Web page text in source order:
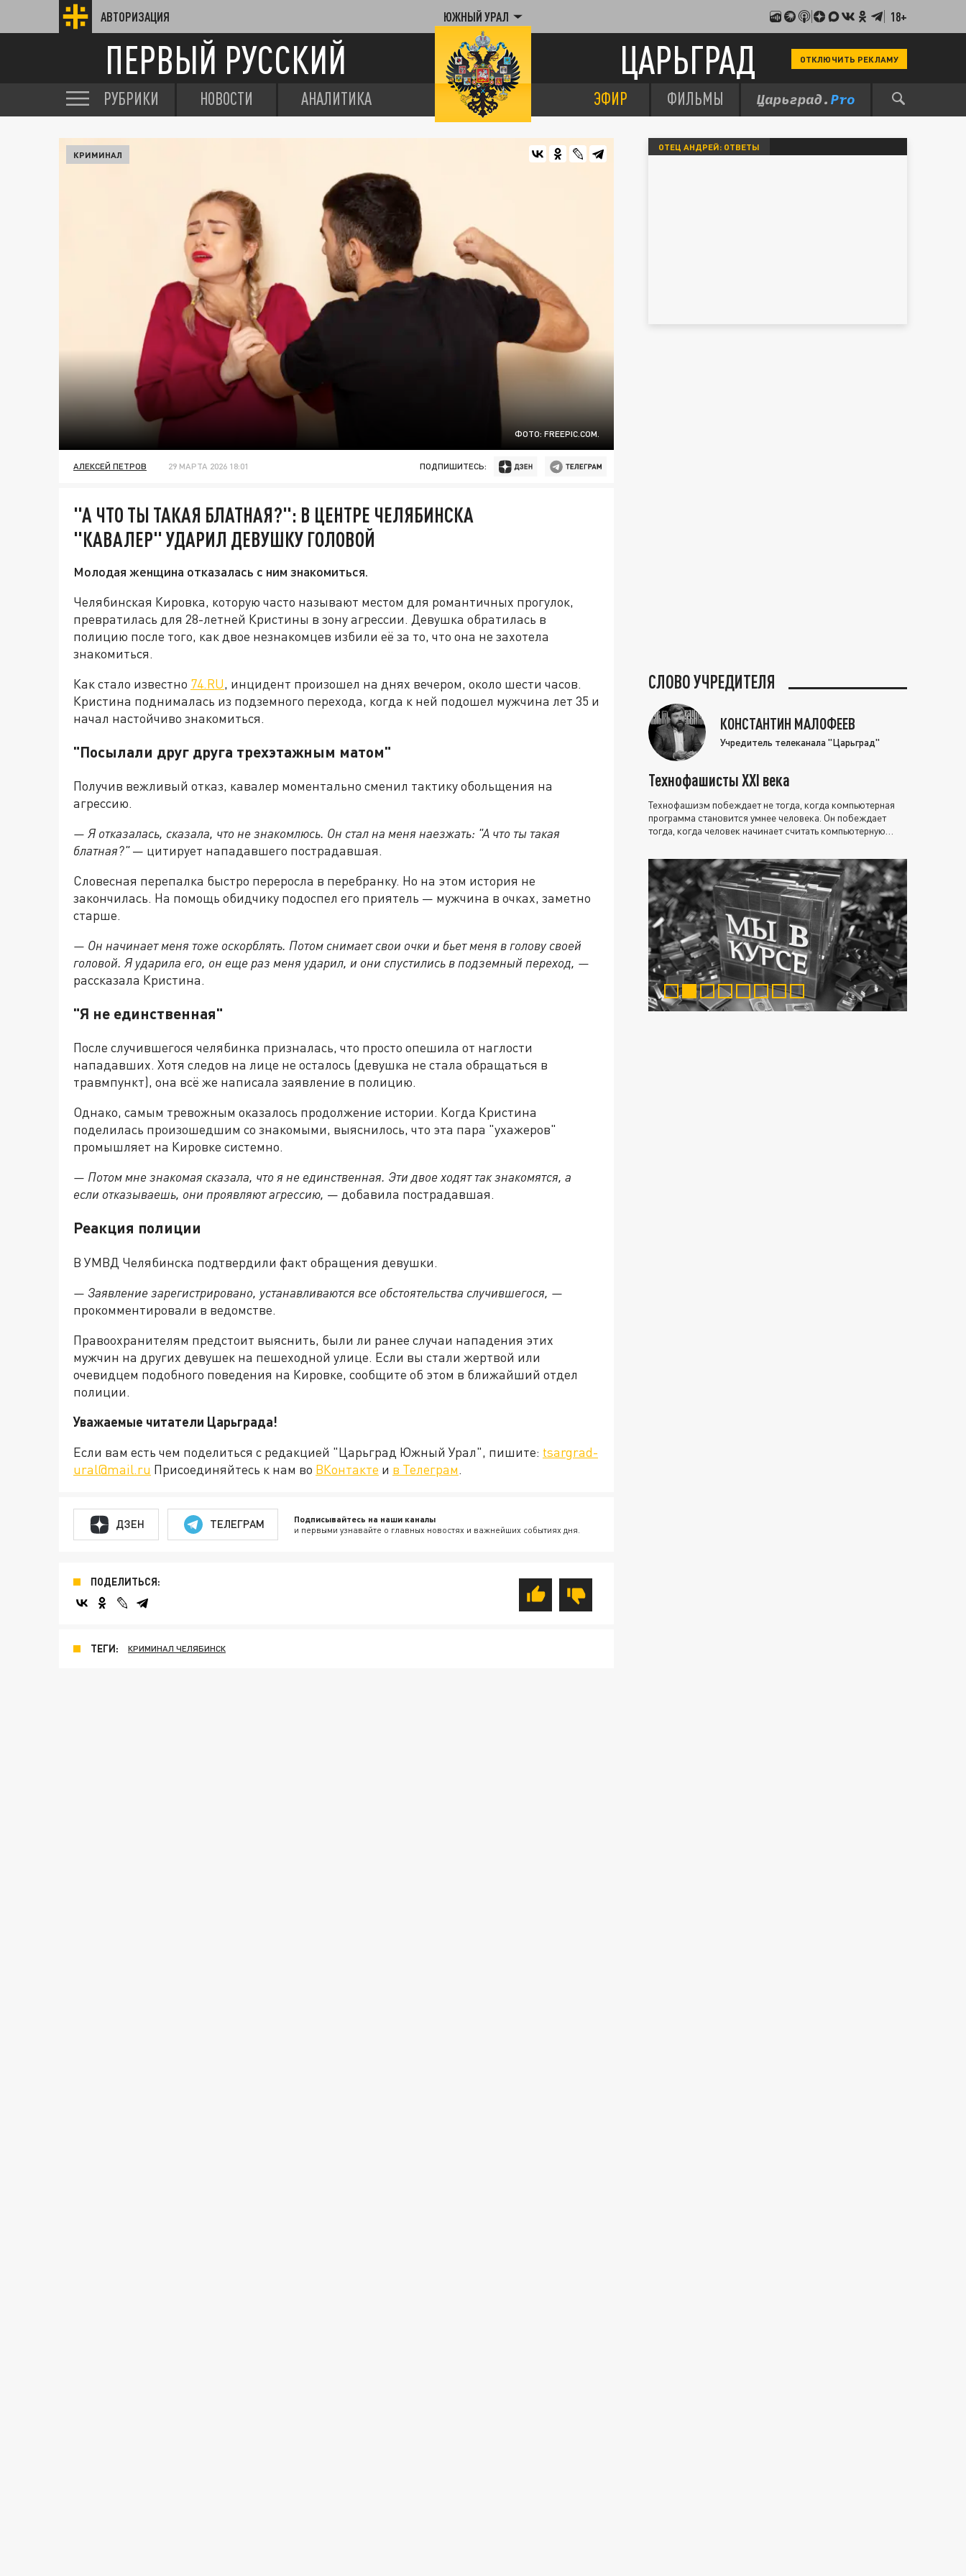
АВТОРИЗАЦИЯ ЮЖНЫЙ УРАЛ 18+
ПЕРВЫЙ РУССКИЙ ЦАРЬГРАД ОТКЛЮЧИТЬ РЕКЛАМУ
РУБРИКИ НОВОСТИ АНАЛИТИКА ЭФИР ФИЛЬМЫ
ФОТО: FREEPIC.COM.
КРИМИНАЛ
АЛЕКСЕЙ ПЕТРОВ 29 МАРТА 2026 18:01 ПОДПИШИТЕСЬ:
"А ЧТО ТЫ ТАКАЯ БЛАТНАЯ?": В ЦЕНТРЕ ЧЕЛЯБИНСКА
"КАВАЛЕР" УДАРИЛ ДЕВУШКУ ГОЛОВОЙ
Молодая женщина отказалась с ним знакомиться.
Челябинская Кировка, которую часто называют местом для романтичных прогулок,
превратилась для 28-летней Кристины в зону агрессии. Девушка обратилась в
полицию после того, как двое незнакомцев избили её за то, что она не захотела
знакомиться.
Как стало известно 74.RU, инцидент произошел на днях вечером, около шести часов.
Кристина поднималась из подземного перехода, когда к ней подошел мужчина лет 35 и
начал настойчиво знакомиться.
"Посылали друг друга трехэтажным матом"
Получив вежливый отказ, кавалер моментально сменил тактику обольщения на
агрессию.
— Я отказалась, сказала, что не знакомлюсь. Он стал на меня наезжать: "А что ты такая
блатная?"— цитирует нападавшего пострадавшая.
Словесная перепалка быстро переросла в перебранку. Но на этом история не
закончилась. На помощь обидчику подоспел его приятель — мужчина в очках, заметно
старше.
— Он начинает меня тоже оскорблять. Потом снимает свои очки и бьет меня в голову своей
головой. Я ударила его, он еще раз меня ударил, и они спустились в подземный переход, —
рассказала Кристина.
"Я не единственная"
После случившегося челябинка призналась, что просто опешила от наглости
нападавших. Хотя следов на лице не осталось (девушка не стала обращаться в
травмпункт), она всё же написала заявление в полицию.
Однако, самым тревожным оказалось продолжение истории. Когда Кристина
поделилась произошедшим со знакомыми, выяснилось, что эта пара "ухажеров"
промышляет на Кировке системно.
— Потом мне знакомая сказала, что я не единственная. Эти двое ходят так знакомятся, а
если отказываешь, они проявляют агрессию, — добавила пострадавшая.
Реакция полиции
В УМВД Челябинска подтвердили факт обращения девушки.
— Заявление зарегистрировано, устанавливаются все обстоятельства случившегося, —
прокомментировали в ведомстве.
Правоохранителям предстоит выяснить, были ли ранее случаи нападения этих
мужчин на других девушек на пешеходной улице. Если вы стали жертвой или
очевидцем подобного поведения на Кировке, сообщите об этом в ближайший отдел
полиции.
Уважаемые читатели Царьграда!
Если вам есть чем поделиться с редакцией "Царьград Южный Урал", пишите: tsargrad-
ural@mail.ru Присоединяйтесь к нам во ВКонтакте и в Телеграм.
ДЗЕН ТЕЛЕГРАМ Подписывайтесь на наши каналы
и первыми узнавайте о главных новостях и важнейших событиях дня.
ПОДЕЛИТЬСЯ:
ТЕГИ: КРИМИНАЛ ЧЕЛЯБИНСК
ОТЕЦ АНДРЕЙ: ОТВЕТЫ
СЛОВО УЧРЕДИТЕЛЯ
КОНСТАНТИН МАЛОФЕЕВ
Учредитель телеканала "Царьград"
Технофашисты XXI века
Технофашизм побеждает не тогда, когда компьютерная
программа становится умнее человека. Он побеждает
тогда, когда человек начинает считать компьютерную